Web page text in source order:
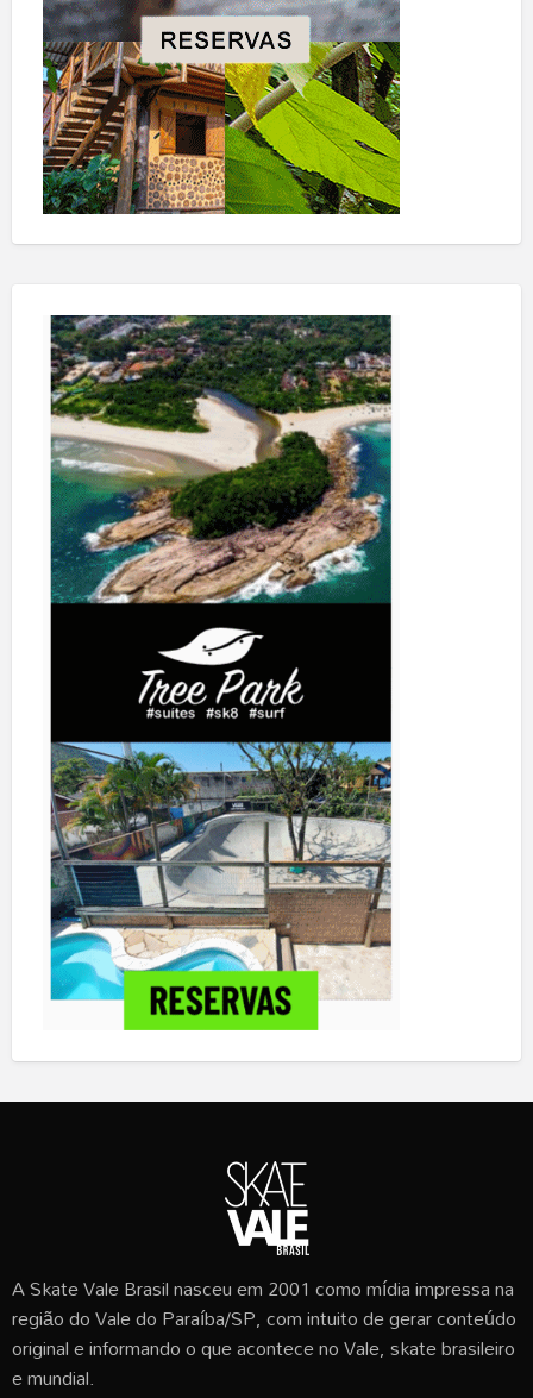
A Skate Vale Brasil nasceu em 2001 como mídia impressa na
região do Vale do Paraíba/SP, com intuito de gerar conteúdo
original e informando o que acontece no Vale, skate brasileiro
e mundial.